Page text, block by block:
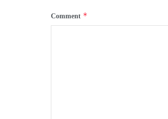
Comment *